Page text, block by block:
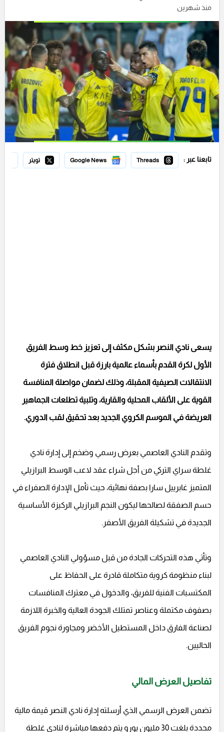
منذ شهرين
تابعنا عبر : Threads
Google News تويتر
يسعى نادي النصر بشكل مكثف إلى تعزيز خط وسط الفريق
الأول لكرة القدم بأسماء عالمية بارزة قبل انطلاق فترة
الانتقالات الصيفية المقبلة، وذلك لضمان مواصلة المنافسة
القوية على الألقاب المحلية والقارية، وتلبية تطلعات الجماهير
العريضة في الموسم الكروي الجديد بعد تحقيق لقب الدوري.
وتقدم النادي العاصمي بعرض رسمي وضخم إلى إدارة نادي
غلطة سراي التركي من أجل شراء عقد لاعب الوسط البرازيلي
المتميز غابرييل سارا بصفة نهائية، حيث تأمل الإدارة الصفراء في
حسم الصفقة لصالحها ليكون النجم البرازيلي الركيزة الأساسية
الجديدة في تشكيلة الفريق الأصفر.
وتأتي هذه التحركات الجادة من قبل مسؤولي النادي العاصمي
لبناء منظومة كروية متكاملة قادرة على الحفاظ على
المكتسبات الفنية للفريق، والدخول في معترك المنافسات
بصفوف مكتملة وعناصر تمتلك الجودة العالية والخبرة اللازمة
لصناعة الفارق داخل المستطيل الأخضر ومجاورة نجوم الفريق
الحاليين.
تفاصيل العرض المالي
تضمن العرض الرسمي الذي أرسلته إدارة نادي النصر قيمة مالية
محددة بلغت 30 مليون يورو يتم دفعها مباشرة لنادي غلطة